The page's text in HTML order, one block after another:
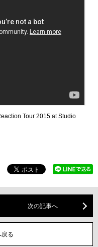
Tour 2015 at Studio
次の記事へ
戻る